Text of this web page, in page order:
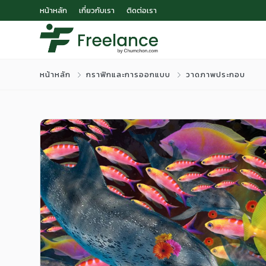
หน้าหลัก เกี่ยวกับเรา ติดต่อเรา
หน้าหลัก กราฟิกและการออกแบบ วาดภาพประกอบ